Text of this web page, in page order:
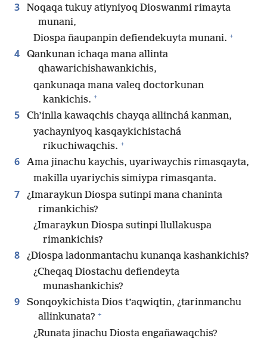
3
Noqaqa tukuy atiyniyoq Dioswanmi rimayta
munani,
Diospa ñaupanpin defiendekuyta munani. +
4
Qankunan ichaqa mana allinta
qhawarichishawankichis,
qankunaqa mana valeq doctorkunan
kankichis. +
5
Ch’inlla kawaqchis chayqa allinchá kanman,
yachayniyoq kasqaykichistachá
rikuchiwaqchis. +
6
Ama jinachu kaychis, uyariwaychis rimasqayta,
makilla uyariychis simiypa rimasqanta.
7
¿Imaraykun Diospa sutinpi mana chaninta
rimankichis?
¿Imaraykun Diospa sutinpi llullakuspa
rimankichis?
8
¿Diospa ladonmantachu kunanqa kashankichis?
¿Cheqaq Diostachu defiendeyta
munashankichis?
9
Sonqoykichista Dios t’aqwiqtin, ¿tarinmanchu
allinkunata? +
¿Runata jinachu Diosta engañawaqchis?